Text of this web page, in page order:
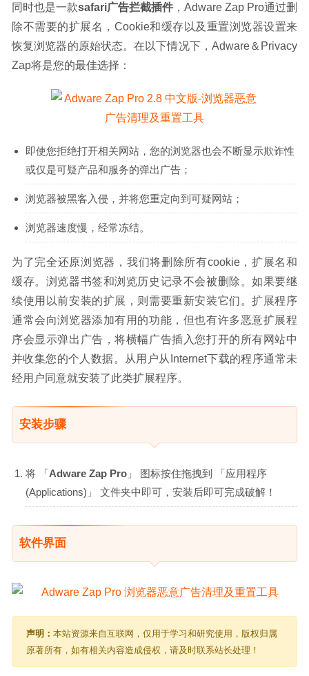
同时也是一款safari广告拦截插件 ，Adware Zap Pro通过删
除不需要的扩展名，Cookie和缓存以及重置浏览器设置来
恢复浏览器的原始状态。在以下情况下，Adware＆Privacy
Zap将是您的最佳选择：
即使您拒绝打开相关网站，您的浏览器也会不断显示欺诈性
或仅是可疑产品和服务的弹出广告；
浏览器被黑客入侵，并将您重定向到可疑网站；
浏览器速度慢，经常冻结。
为了完全还原浏览器，我们将删除所有cookie，扩展名和
缓存。浏览器书签和浏览历史记录不会被删除。如果要继
续使用以前安装的扩展，则需要重新安装它们。扩展程序
通常会向浏览器添加有用的功能，但也有许多恶意扩展程
序会显示弹出广告，将横幅广告插入您打开的所有网站中
并收集您的个人数据。从用户从Internet下载的程序通常未
经用户同意就安装了此类扩展程序。
安装步骤
将 「Adware Zap Pro 」 图标按住拖拽到 「应用程序
(Applications)」 文件夹中即可，安装后即可完成破解！
软件界面
声明： 本站资源来自互联网，仅用于学习和研究使用，版权归属
原著所有，如有相关内容造成侵权，请及时联系站长处理！